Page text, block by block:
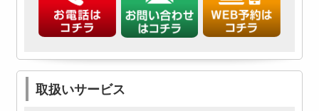
取扱いサービス